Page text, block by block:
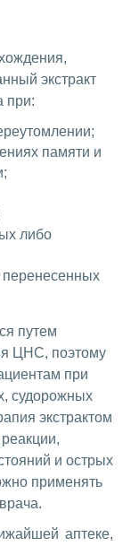
экстракт
при:
памяти и
либо
путем
ЦНС, поэтому
при
судорожных
экстрактом
и острых
применять
аптеке,